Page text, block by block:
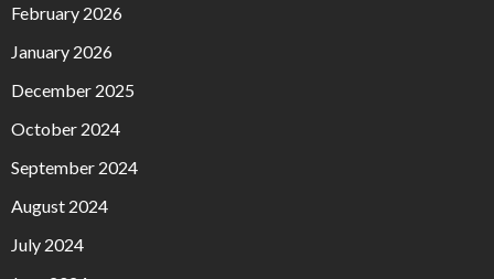
February 2026
January 2026
December 2025
October 2024
September 2024
August 2024
July 2024